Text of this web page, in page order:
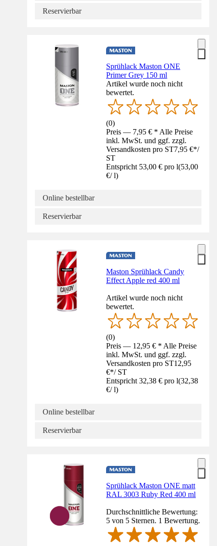
Reservierbar
Sprühlack Maston ONE
Primer Grey 150 ml
Artikel wurde noch nicht
bewertet.
(0)
Preis — 7,95 € * Alle Preise
inkl. MwSt. und ggf. zzgl.
Versandkosten pro ST7,95 €*/
ST
Entspricht 53,00 € pro l(53,00
€/ l)
Online bestellbar
Reservierbar
Maston Sprühlack Candy
Effect Apple red 400 ml
Artikel wurde noch nicht
bewertet.
(0)
Preis — 12,95 € * Alle Preise
inkl. MwSt. und ggf. zzgl.
Versandkosten pro ST12,95
€*/ ST
Entspricht 32,38 € pro l(32,38
€/ l)
Online bestellbar
Reservierbar
Sprühlack Maston ONE matt
RAL 3003 Ruby Red 400 ml
Durchschnittliche Bewertung:
5 von 5 Sternen. 1 Bewertung.